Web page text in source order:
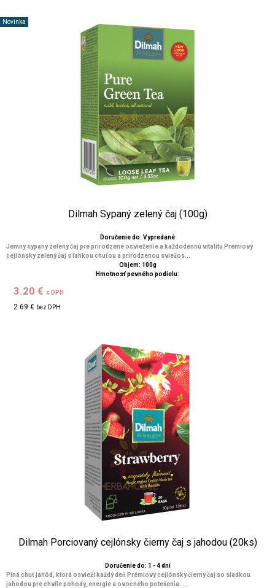
Novinka
Dilmah Sypaný zelený čaj (100g)
Doručenie do: Vypredané
Jemný sypaný zelený čaj pre prirodzené osvieženie a každodennú vitalitu Prémiový
cejlónsky zelený čaj s ľahkou chuťou a prirodzenou sviežos...
Objem: 100g
Hmotnosť pevného podielu:
3.20 € s DPH
2.69 € bez DPH
Dilmah Porciovaný cejlónsky čierny čaj s jahodou (20ks)
Doručenie do: 1 - 4 dní
Plná chuť jahôd, ktorá osvieži každý deň Prémiový cejlónsky čierny čaj so sladkou
jahodou pre chvíle pohody, energie a ovocného potešenia. ...